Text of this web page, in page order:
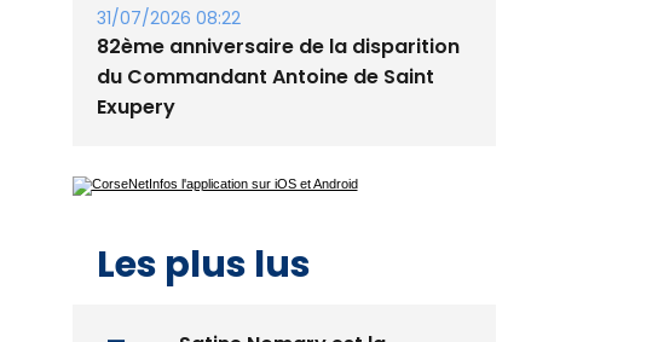
tournoi du RCPV
31/07/2026 08:22
82ème anniversaire de la disparition